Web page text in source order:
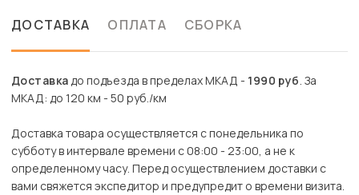
ДОСТАВКА ОПЛАТА СБОРКА
Доставкадо подъезда в пределах МКАД - 1990 руб. За
МКАД: до 120 км - 50 руб./км
Доставка товара осуществляется с понедельника по
субботу в интервале времени с 08:00 - 23:00, а не к
определенному часу. Перед осуществлением доставки с
вами свяжется экспедитор и предупредит о времени визита.